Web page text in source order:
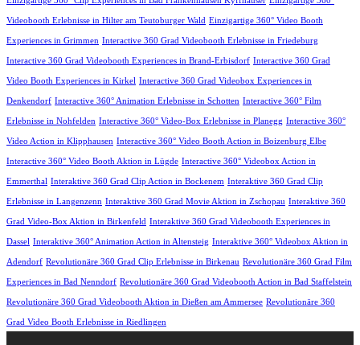
Videobooth Erlebnisse in Hilter am Teutoburger Wald Einzigartige 360° Video Booth
Experiences in Grimmen Interactive 360 Grad Videobooth Erlebnisse in Friedeburg
Interactive 360 Grad Videobooth Experiences in Brand-Erbisdorf Interactive 360 Grad
Video Booth Experiences in Kirkel Interactive 360 Grad Videobox Experiences in
Denkendorf Interactive 360° Animation Erlebnisse in Schotten Interactive 360° Film
Erlebnisse in Nohfelden Interactive 360° Video-Box Erlebnisse in Planegg Interactive 360°
Video Action in Klipphausen Interactive 360° Video Booth Action in Boizenburg Elbe
Interactive 360° Video Booth Aktion in Lügde Interactive 360° Videobox Action in
Emmerthal Interaktive 360 Grad Clip Action in Bockenem Interaktive 360 Grad Clip
Erlebnisse in Langenzenn Interaktive 360 Grad Movie Aktion in Zschopau Interaktive 360
Grad Video-Box Aktion in Birkenfeld Interaktive 360 Grad Videobooth Experiences in
Dassel Interaktive 360° Animation Action in Altensteig Interaktive 360° Videobox Aktion in
Adendorf Revolutionäre 360 Grad Clip Erlebnisse in Birkenau Revolutionäre 360 Grad Film
Experiences in Bad Nenndorf Revolutionäre 360 Grad Videobooth Action in Bad Staffelstein
Revolutionäre 360 Grad Videobooth Aktion in Dießen am Ammersee Revolutionäre 360
Grad Video Booth Erlebnisse in Riedlingen